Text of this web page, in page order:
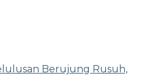
Berujung Rusuh,